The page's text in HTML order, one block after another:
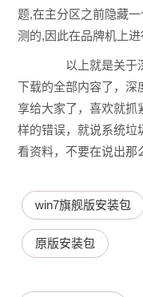
题,在主分区之前隐藏
测的,因此在品牌机上
以上就是关于深
下载的全部内容了，深
享给大家了，喜欢就抓
样的错误，就说系统垃
看资料，不要在说出那
win7旗舰版安装包
原版安装包